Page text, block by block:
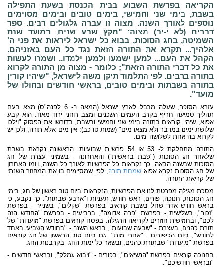
הקריאה בפרשת השבוע בבית הכנסת בשעת התפילה
בשבת, בימי שני וחמישי, בימים טובים ובימים מסוימים
נוספים לאורך השנה. מצוה זו עברה גלגולים רבים. ספר
דברים (לא י-יב) מצוה: "מקץ שבע שנים, במועד שנת
השמיטה, בחג הסוכות, בבוא כל ישראל ליראות את פני ה'
אלהיך... תקרא את התורה הזאת נגד כל העם באזניהם.
הקהל את העם... למען ישמעו ולמען ילמדו.. ושמרו לעשות
את כל דברי התורה הזאת"; כלומר - מצוה מן התורה לקרוא
בתורה ברבים. לפי התלמוד תיקן משה לישראל, "שיהיו קורין
בתורה בשבתות ובימים טובים, בראשי חודשים ובחולו של
מועד".
עזרא הסופר, שעלה מבבל לארץ ישראל (המאה ה- 6 לפנה"ס) מצא בעם
תהליך טמיעה חריף בקרב העמים השכנים ומצב רוחני ירוד מאוד. הוא קבע
אפוא, שיהיו קוראים בתורה בימי שני וחמישי ובשבת, בדורשו את הפסוק "וילכו
שלושת ימים במדבר ולא מצאו מים" (שמות טו כב): אין מים אלא תורה, ולכן יש
לקרוא בה אחת לשלושה ימים.
התורה מתחלקת ל- 53 או 54 פרשיות שבועיות: הראשונה נקראת בשבת
שלאחר חג הסוכות ("שבת בראשית") והאחרונה - בשמיני עצרת של חג
הסוכות שבשנה הבאה. כך נקראות כל הפרשיות לאורך כל השנה, ויומו האחרון
של חג הסוכות נקרא אפוא שמחת תורה , לפי שמסיימים בו את המחזור השנתי
של קריאת התורה.
מסכת מגילה מפרטת לנו את הפרשיות, הנקראות ביום טוב ראשון של חג, בימי
חג הסוכות, חנוכה, פורים, ראש חודש, תעניות ו"ארבע שבתות". כך נקבע, כי
בראש חודש אדר שחל בשבת קוראים בפרשת "שקלים", בשנייה - בפרשת
"זכור", בשלישית - בפרשת "פרה אדומה", ברביעית - בפרשת "החודש הזה
לכם", ובחמישית חוזרים לקריאה הרגילה. בפסח קוראים בפרשת "מועדות" של
תורת כהנים, בעצרת - "שבעה שבועות", בראש השנה - "בחודש השביעי באחד
לחודש", ביום הכיפורים - "אחרי מות". גם ביום טוב הראשון של חג קוראים
בפרשת "מועדות" שבתורת כהנים, ובשאר כל ימות החג -בקרבנות החג.
בחנוכה קוראים בפרשת "הנשיאים"; בפורים - "ויבוא עמלק", ובראשי חודשים -
"ובראשי חודשיכם".